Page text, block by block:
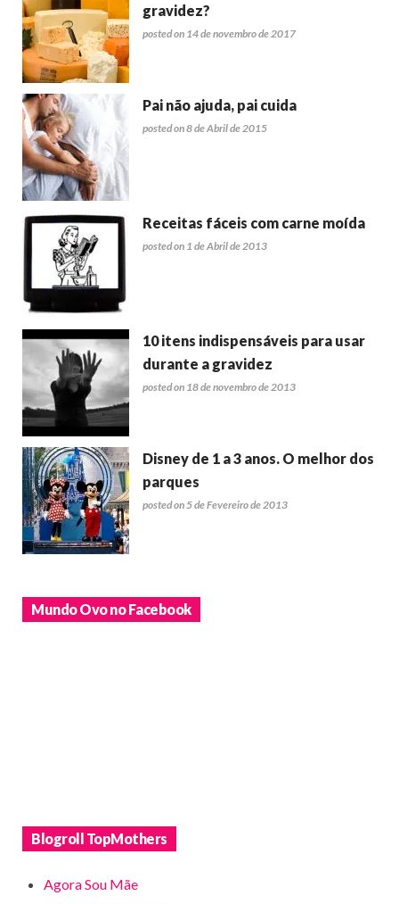
gravidez?
posted on 14 de novembro de 2017
Pai não ajuda, pai cuida
posted on 8 de Abril de 2015
Receitas fáceis com carne moída
posted on 1 de Abril de 2013
10 itens indispensáveis para usar
durante a gravidez
posted on 18 de novembro de 2013
Disney de 1 a 3 anos. O melhor dos
parques
posted on 5 de Fevereiro de 2013
Mundo Ovo no Facebook
Blogroll TopMothers
Agora Sou Mãe